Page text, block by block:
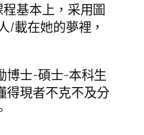
基本上，采用圖
/載在她的夢裡，
博士-碩士-本科生
得現者不克不及分